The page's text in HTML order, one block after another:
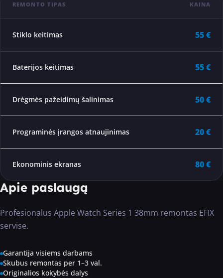
REMONTO TIPAS KAINA
Stiklo keitimas 55 €
Baterijos keitimas 55 €
Drėgmės pažeidimų šalinimas 50 €
Programinės įrangos atnaujinimas 20 €
Ekonominis ekranas 80 €
Apie paslaugą
Profesionalus Apple Watch Series 1 38mm remontas EFIX
servise.
Garantija visiems darbams
Skubus remontas per 1–3 val.
Originalios kokybės dalys